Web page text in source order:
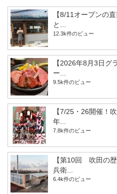
【8/11オープンの
と...
12.3k件のビュー
【2026年8月3日
ー...
9.5k件のビュー
【7/25・26開催！
年...
7.8k件のビュー
【第10回 吹田の
兵衛...
6.4k件のビュー